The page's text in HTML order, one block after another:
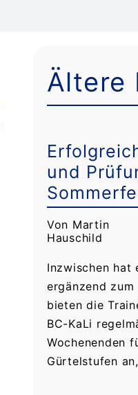
Ältere
und
Von Martin
Hauschild
Inzwischen hat
ergänzend
bieten die
BC-KaLi
Wochenenden
Gürtelstufen